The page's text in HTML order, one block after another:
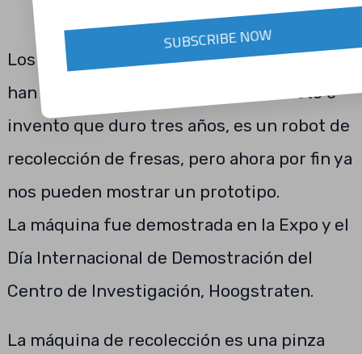
Los fabricantes de los robots son belgas y
han estado trabajando, en gran secreto e
invento que duro tres años, es un robot de
recolección de fresas, pero ahora por fin ya
nos pueden mostrar un prototipo.
La máquina fue demostrada en la Expo y el
Día Internacional de Demostración del
Centro de Investigación, Hoogstraten.
La máquina de recolección es una pinza
SUBSCRIBE NOW